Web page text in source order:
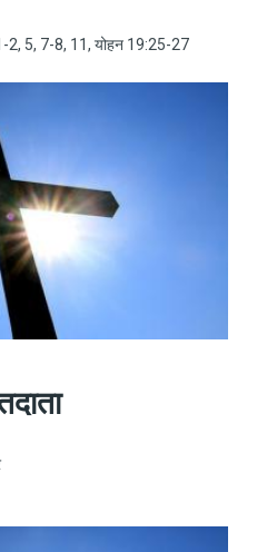
2, 5, 7-8, 11, योहन 19:25-27